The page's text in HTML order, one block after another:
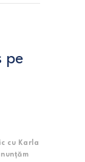
pe
cu Karla